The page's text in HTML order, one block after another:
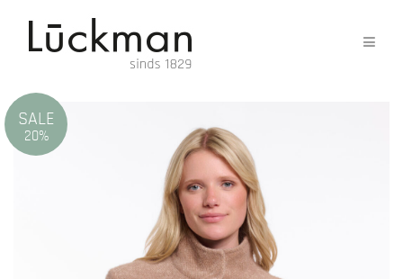
SALE
20%